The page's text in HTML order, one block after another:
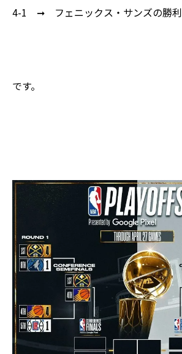
4-1 ➞ フェニックス・サンズの勝利
です。